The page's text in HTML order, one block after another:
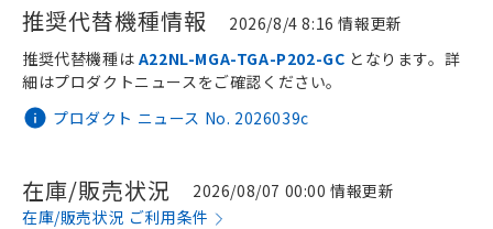
推奨代替機種情報 2026/8/4 8:16 情報更新
プロダクト ニュース No. 2026039c
推奨代替機種は A22NL-MGA-TGA-P202-GC となります。詳
細はプロダクトニュースをご確認ください。
在庫/販売状況
2026/08/07 00:00 情報更新
在庫/販売状況 ご利用条件